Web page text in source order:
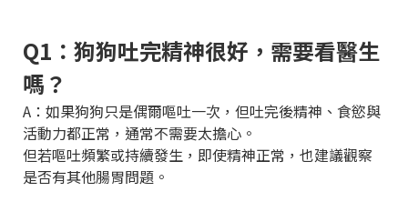
Q1：狗狗吐完精神很好，需要看醫生
嗎？
A：如果狗狗只是偶爾嘔吐一次，但吐完後精神、食慾與
活動力都正常，通常不需要太擔心。
但若嘔吐頻繁或持續發生，即使精神正常，也建議觀察
是否有其他腸胃問題。